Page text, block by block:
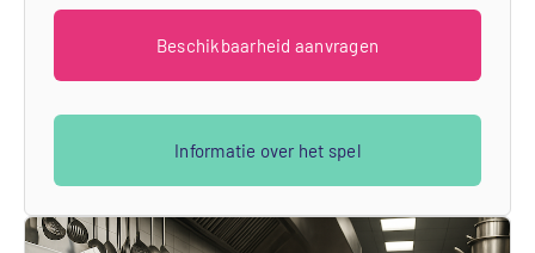
Beschikbaarheid aanvragen
Informatie over het spel